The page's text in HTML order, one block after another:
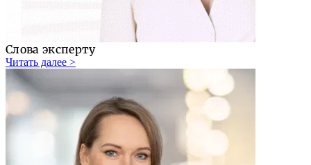
Слова эксперту
Читать далее >